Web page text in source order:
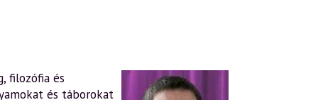
filozófia és
és táborokat